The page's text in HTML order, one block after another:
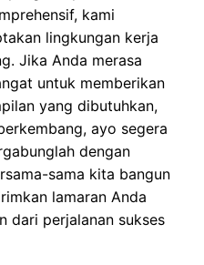
kami
lingkungan kerja
Jika Anda merasa
untuk memberikan
yang dibutuhkan,
ayo segera
dengan
sama kita bangun
lamaran Anda
dari perjalanan sukses